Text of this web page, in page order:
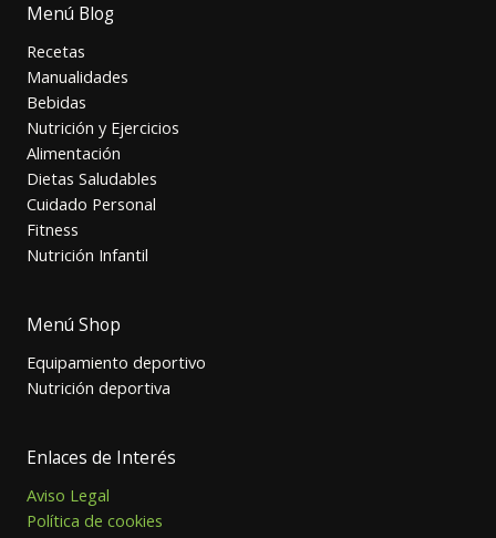
Menú Blog
Recetas
Manualidades
Bebidas
Nutrición y Ejercicios
Alimentación
Dietas Saludables
Cuidado Personal
Fitness
Nutrición Infantil
Menú Shop
Equipamiento deportivo
Nutrición deportiva
Enlaces de Interés
Aviso Legal
Política de cookies